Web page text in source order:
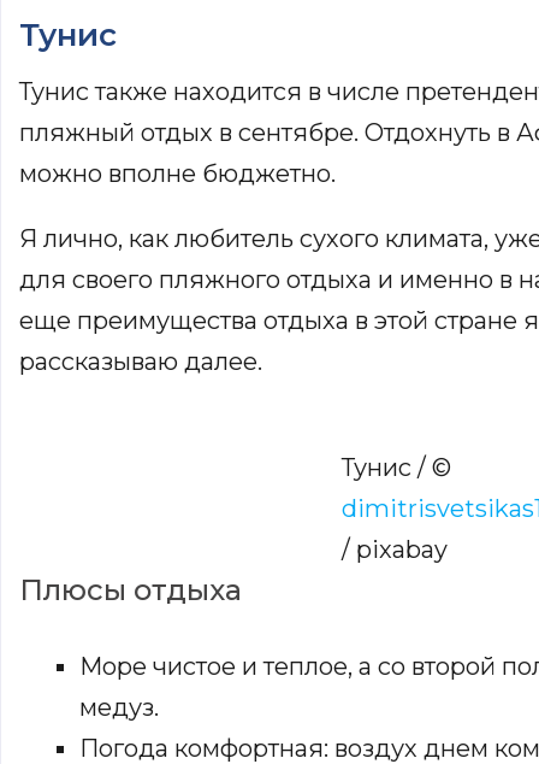
Тунис
Тунис также находится в числе
пляжный отдых в сентябре. Отдохнуть в
можно вполне бюджетно.
Я лично, как любитель сухого климата,
для своего пляжного отдыха и именно в
еще преимущества отдыха в этой стране
рассказываю далее.
Тунис / ©
/ pixabay
Плюсы отдыха
Море чистое и теплое, а со второй
медуз.
Погода комфортная: воздух днем